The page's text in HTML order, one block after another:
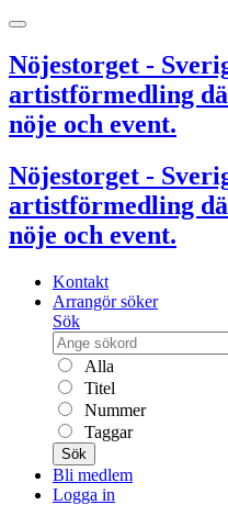
Nöjestorget -
artistförmedling
nöje och event.
Nöjestorget -
artistförmedling
nöje och event.
Kontakt
Arrangör söker
Sök
Alla
Titel
Nummer
Taggar
Sök
Bli medlem
Logga in